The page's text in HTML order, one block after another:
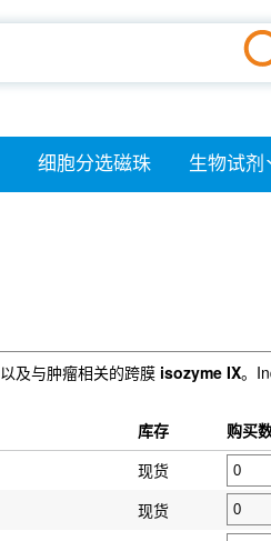
细胞分选磁珠 生物试剂
以及与肿瘤相关的跨膜 isozyme IX。
库存
购买
现货
现货